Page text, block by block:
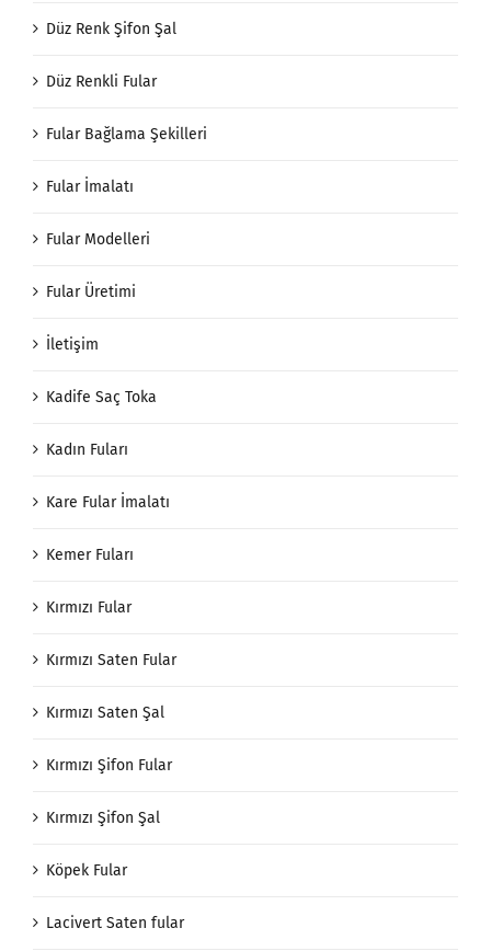
Düz Renk Şifon Şal
Düz Renkli Fular
Fular Bağlama Şekilleri
Fular İmalatı
Fular Modelleri
Fular Üretimi
İletişim
Kadife Saç Toka
Kadın Fuları
Kare Fular İmalatı
Kemer Fuları
Kırmızı Fular
Kırmızı Saten Fular
Kırmızı Saten Şal
Kırmızı Şifon Fular
Kırmızı Şifon Şal
Köpek Fular
Lacivert Saten fular